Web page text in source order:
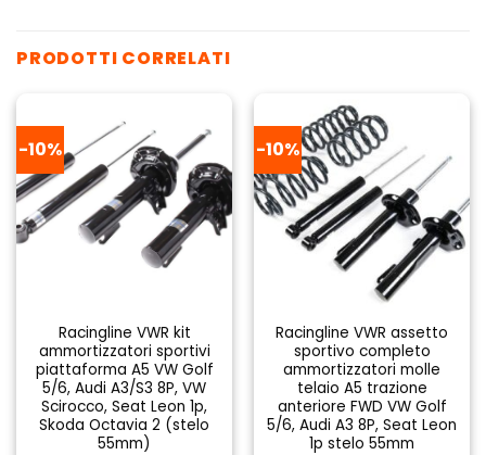
PRODOTTI CORRELATI
-10%
Racingline VWR kit
ammortizzatori sportivi
piattaforma A5 VW Golf
5/6, Audi A3/S3 8P, VW
Scirocco, Seat Leon 1p,
Skoda Octavia 2 (stelo
55mm)
-10%
Racingline VWR assetto
sportivo completo
ammortizzatori molle
telaio A5 trazione
anteriore FWD VW Golf
5/6, Audi A3 8P, Seat Leon
1p stelo 55mm